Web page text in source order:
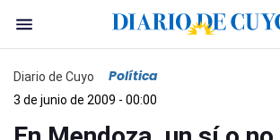
Diario de Cuyo Política
3 de junio de 2009 - 00:00